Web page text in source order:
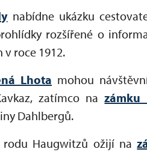
nabídne ukázku
rozšířené o
v roce 1912.
Lhota mohou
zatímco nazámku
Dahlbergů.
rodu Haugwitzů ožijí na